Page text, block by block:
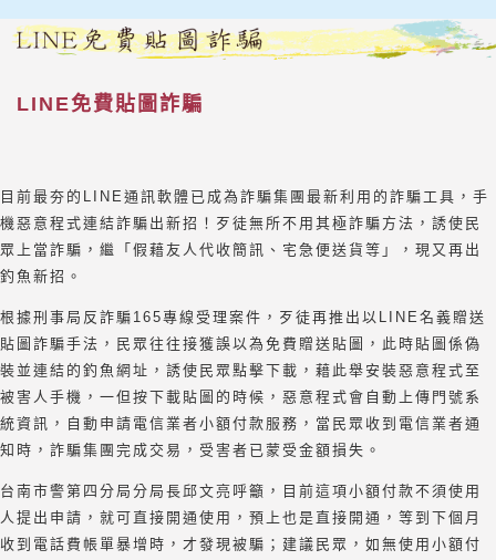
LINE免費貼圖詐騙
目前最夯的LINE通訊軟體已成為詐騙集團最新利用的詐騙工具，手
機惡意程式連結詐騙出新招！歹徒無所不用其極詐騙方法，誘使民
眾上當詐騙，繼「假藉友人代收簡訊、宅急便送貨等」，現又再出
釣魚新招。
根據刑事局反詐騙165專線受理案件，歹徒再推出以LINE名義贈送
貼圖詐騙手法，民眾往往接獲誤以為免費贈送貼圖，此時貼圖係偽
裝並連結的釣魚網址，誘使民眾點擊下載，藉此舉安裝惡意程式至
被害人手機，一但按下載貼圖的時候，惡意程式會自動上傳門號系
統資訊，自動申請電信業者小額付款服務，當民眾收到電信業者通
知時，詐騙集團完成交易，受害者已蒙受金額損失。
台南市警第四分局分局長邱文亮呼籲，目前這項小額付款不須使用
人提出申請，就可直接開通使用，預上也是直接開通，等到下個月
收到電話費帳單暴增時，才發現被騙；建議民眾，如無使用小額付